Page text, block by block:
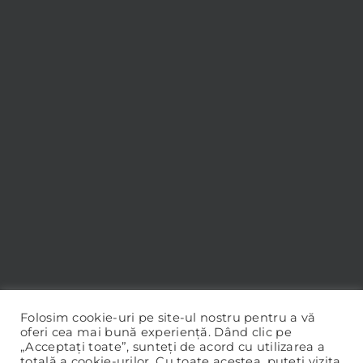
Folosim cookie-uri pe site-ul nostru pentru a vă
oferi cea mai bună experiență. Dând clic pe
„Acceptați toate”, sunteți de acord cu utilizarea a